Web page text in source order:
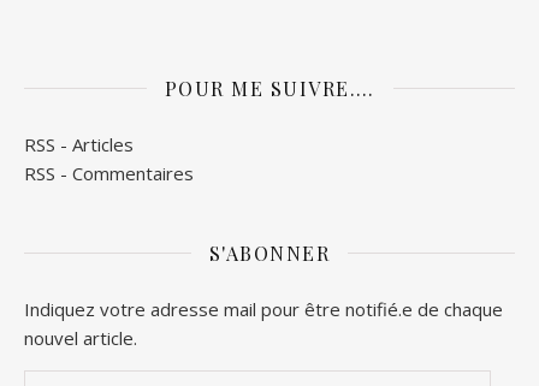
POUR ME SUIVRE….
RSS - Articles
RSS - Commentaires
S'ABONNER
Indiquez votre adresse mail pour être notifié.e de chaque
nouvel article.